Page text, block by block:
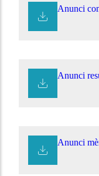
Anunci
Anunci
Anunci